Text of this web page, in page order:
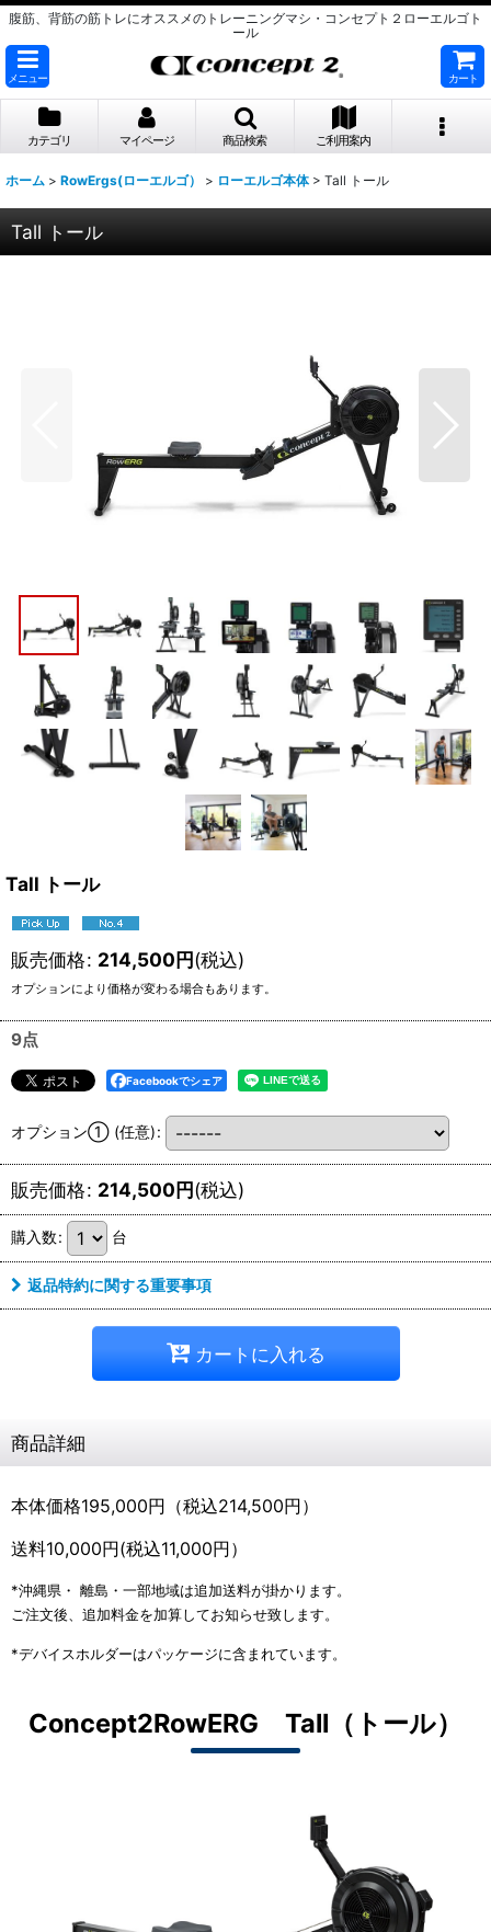
腹筋、背筋の筋トレにオススメのトレーニングマシ・コンセプト２ローエルゴト
ール
メニュー カート
カテゴリ マイページ 商品検索 ご利用案内
ホーム > RowErgs(ローエルゴ） > ローエルゴ本体 > Tall トール
Tall トール
Tall トール
販売価格: 214,500円(税込)
オプションにより価格が変わる場合もあります。
9点
Facebookでシェア
オプション① (任意):
販売価格: 214,500円(税込)
購入数: 台
返品特約に関する重要事項
カートに入れる
商品詳細
本体価格195,000円（税込214,500円）
送料10,000円(税込11,000円）
*沖縄県・ 離島・一部地域は追加送料が掛かります。
ご注文後、追加料金を加算してお知らせ致します。
*デバイスホルダーはパッケージに含まれています。
Concept2RowERG Tall（トール）